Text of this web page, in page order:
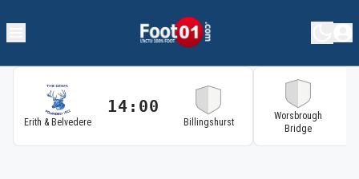
Erith & Belvedere
14:00
Billingshurst
Worsbrough
Bridge